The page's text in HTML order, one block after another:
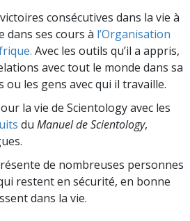
consécutives dans la vie à
dans ses cours à l’Organisation
Avec les outils qu’il a appris,
avec tout le monde dans sa
ou les gens avec qui il travaille.
la vie de Scientology avec les
du Manuel de Scientology,
de nombreuses personnes
restent en sécurité, en bonne
dans la vie.